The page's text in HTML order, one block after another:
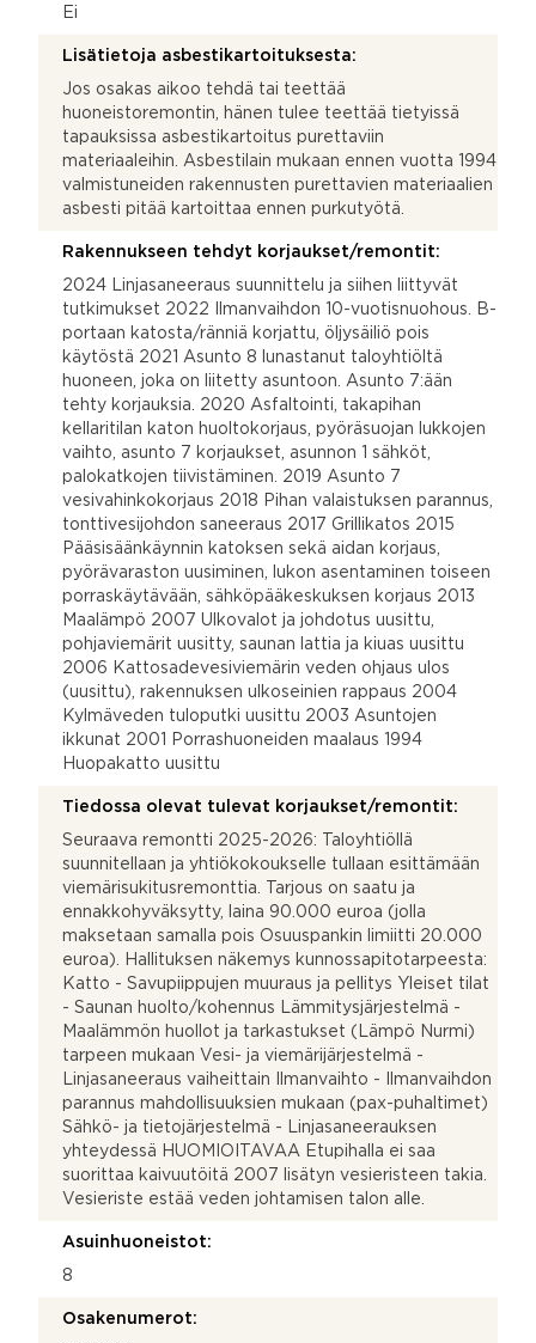
Ei
Lisätietoja asbestikartoituksesta:
Jos osakas aikoo tehdä tai teettää
huoneistoremontin, hänen tulee teettää tietyissä
tapauksissa asbestikartoitus purettaviin
materiaaleihin. Asbestilain mukaan ennen vuotta 1994
valmistuneiden rakennusten purettavien materiaalien
asbesti pitää kartoittaa ennen purkutyötä.
Rakennukseen tehdyt korjaukset/remontit:
2024 Linjasaneeraus suunnittelu ja siihen liittyvät
tutkimukset 2022 Ilmanvaihdon 10-vuotisnuohous. B-
portaan katosta/ränniä korjattu, öljysäiliö pois
käytöstä 2021 Asunto 8 lunastanut taloyhtiöltä
huoneen, joka on liitetty asuntoon. Asunto 7:ään
tehty korjauksia. 2020 Asfaltointi, takapihan
kellaritilan katon huoltokorjaus, pyöräsuojan lukkojen
vaihto, asunto 7 korjaukset, asunnon 1 sähköt,
palokatkojen tiivistäminen. 2019 Asunto 7
vesivahinkokorjaus 2018 Pihan valaistuksen parannus,
tonttivesijohdon saneeraus 2017 Grillikatos 2015
Pääsisäänkäynnin katoksen sekä aidan korjaus,
pyörävaraston uusiminen, lukon asentaminen toiseen
porraskäytävään, sähköpääkeskuksen korjaus 2013
Maalämpö 2007 Ulkovalot ja johdotus uusittu,
pohjaviemärit uusitty, saunan lattia ja kiuas uusittu
2006 Kattosadevesiviemärin veden ohjaus ulos
(uusittu), rakennuksen ulkoseinien rappaus 2004
Kylmäveden tuloputki uusittu 2003 Asuntojen
ikkunat 2001 Porrashuoneiden maalaus 1994
Huopakatto uusittu
Tiedossa olevat tulevat korjaukset/remontit:
Seuraava remontti 2025-2026: Taloyhtiöllä
suunnitellaan ja yhtiökokoukselle tullaan esittämään
viemärisukitusremonttia. Tarjous on saatu ja
ennakkohyväksytty, laina 90.000 euroa (jolla
maksetaan samalla pois Osuuspankin limiitti 20.000
euroa). Hallituksen näkemys kunnossapitotarpeesta:
Katto - Savupiippujen muuraus ja pellitys Yleiset tilat
- Saunan huolto/kohennus Lämmitysjärjestelmä -
Maalämmön huollot ja tarkastukset (Lämpö Nurmi)
tarpeen mukaan Vesi- ja viemärijärjestelmä -
Linjasaneeraus vaiheittain Ilmanvaihto - Ilmanvaihdon
parannus mahdollisuuksien mukaan (pax-puhaltimet)
Sähkö- ja tietojärjestelmä - Linjasaneerauksen
yhteydessä HUOMIOITAVAA Etupihalla ei saa
suorittaa kaivuutöitä 2007 lisätyn vesieristeen takia.
Vesieriste estää veden johtamisen talon alle.
Asuinhuoneistot:
8
Osakenumerot: